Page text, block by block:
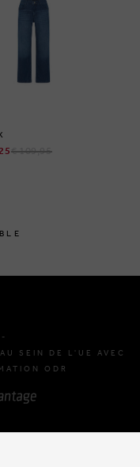
€ 109,95
SEIN DE L'UE AVEC
ODR